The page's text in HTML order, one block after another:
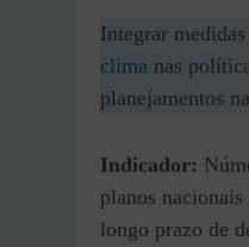
Integrar
clima nas
planejamentos
Indicador:
planos nacionais
longo prazo de